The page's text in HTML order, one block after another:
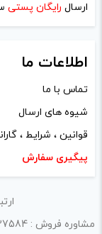
ارسال رایگان پستی
اطلاعات ما
تماس با ما
شیوه های ارسال
قوانین ، شرایط ،
پیگیری سفارش
مشاوره فروش : 09353027584